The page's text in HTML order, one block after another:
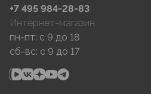
+7 495 984-28-83
Интернет-магазин
пн-пт: c 9 до 18
сб-вс: c 9 до 17